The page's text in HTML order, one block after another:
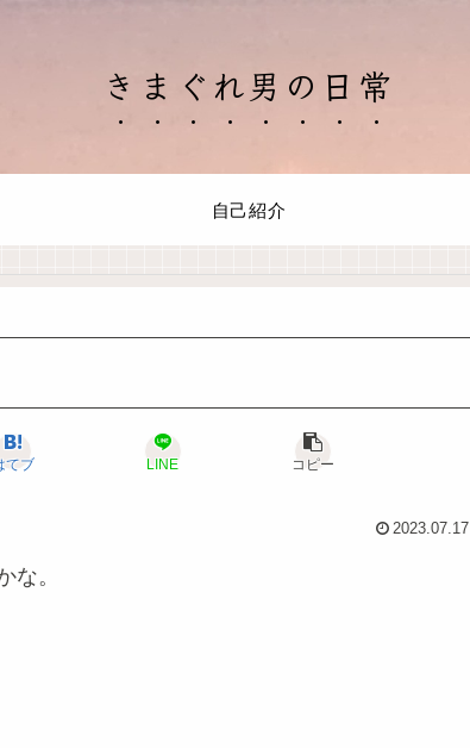
きまぐれ男の日常
自己紹介
てブ LINE コピー
2023.07.17
な。